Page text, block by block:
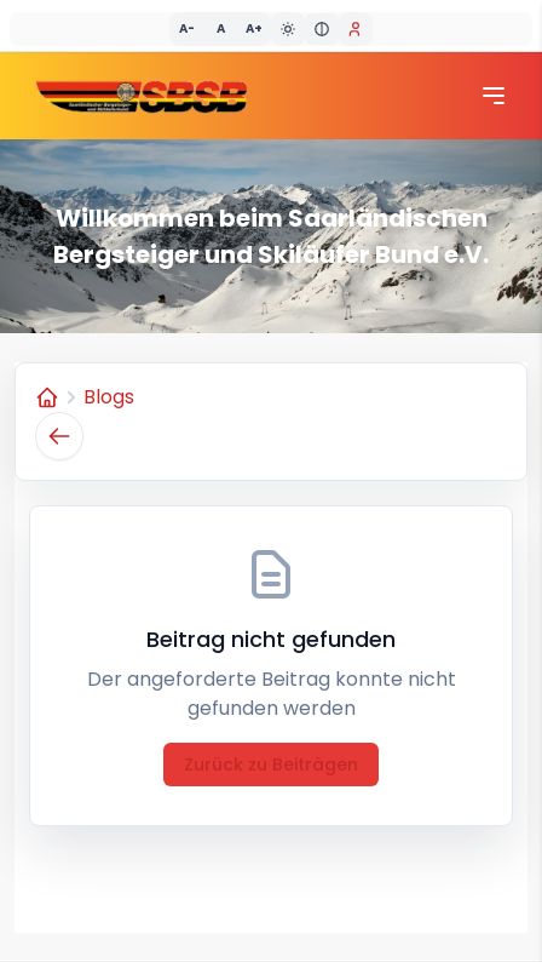
A- A A+
Willkommen beim Saarländischen
Bergsteiger und Skiläufer Bund e.V.
Home
Blogs
Beitrag nicht gefunden
Der angeforderte Beitrag konnte nicht
gefunden werden
Zurück zu Beiträgen